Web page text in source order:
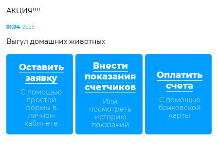
Оставить
заявку
С помощью
простой
формы в
личном
кабинете
Внести
показания
счетчиков
Или
посмотреть
историю
показаний
Оплатить
счета
С помощью
банковской
карты
АКЦИЯ!!!!
01.04 2025
Выгул домашних животных